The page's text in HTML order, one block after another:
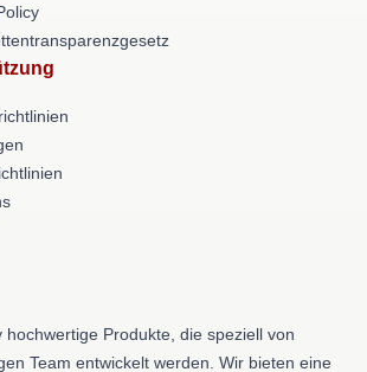
hochwertige Produkte, die speziell von
Team entwickelt werden. Wir bieten eine